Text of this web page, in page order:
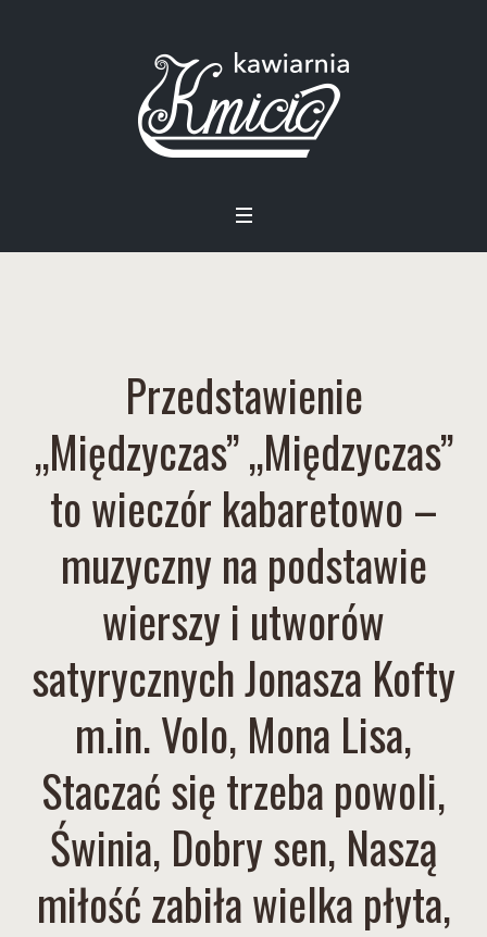
Przedstawienie
„Międzyczas” „Międzyczas”
to wieczór kabaretowo –
muzyczny na podstawie
wierszy i utworów
satyrycznych Jonasza Kofty
m.in. Volo, Mona Lisa,
Staczać się trzeba powoli,
Świnia, Dobry sen, Naszą
miłość zabiła wielka płyta,